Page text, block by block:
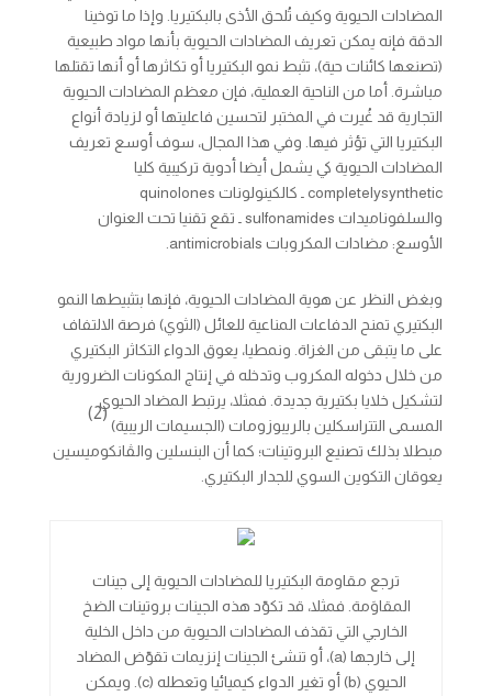
المضادات الحيوية وكيف تُلحق الأذى بالبكتيريا. وإذا ما توخينا
الدقة فإنه يمكن تعريف المضادات الحيوية بأنها مواد طبيعية
(تصنعها كائنات حية)، تثبط نمو البكتيريا أو تكاثرها أو أنها تقتلها
مباشرة. أما من الناحية العملية، فإن معظم المضادات الحيوية
التجارية قد غُيرت في المختبر لتحسين فاعليتها أو لزيادة أنواع
البكتيريا التي تؤثر فيها. وفي هذا المجال، سوف أوسع تعريف
المضادات الحيوية كي يشمل أيضا أدوية تركيبية كليا
completelysynthetic ـ كالكينولونات quinolones
والسلفوناميدات sulfonamidesـ تقع تقنيا تحت العنوان
الأوسع: مضادات المكروبات antimicrobials
وبغض النظر عن هوية المضادات الحيوية، فإنها بتثبيطها النمو
البكتيري تمنح الدفاعات المناعية للعائل (الثوي) فرصة الالتفاف
على ما يتبقى من الغزاة. ونمطيا، يعوق الدواء التكاثر البكتيري
من خلال دخوله المكروب وتدخله في إنتاج المكونات الضرورية
لتشكيل خلايا بكتيرية جديدة. فمثلا، يرتبط المضاد الحيوي
المسمى التتراسكلين بالريبوزومات (الجسيمات الريبية)
(2)
مبطلا بذلك تصنيع البروتينات؛ كما أن البنسلين والڤانكوميسين
يعوقان التكوين السوي للجدار البكتيري.
ترجع مقاومة البكتيريا للمضادات الحيوية إلى جينات
المقاوَمة. فمثلا، قد تكوّد هذه الجينات بروتينات الضخ
الخارجي التي تقذف المضادات الحيوية من داخل الخلية
إلى خارجها (a)، أو تنشئ الجينات إنزيمات تقوّض المضاد
الحيوي (b) أو تغير الدواء كيميائيا وتعطله (c). ويمكن